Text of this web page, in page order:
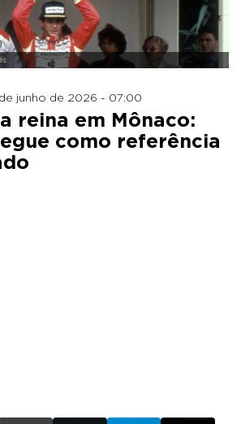
junho de 2026 - 07:00
reina em Mônaco:
como referência